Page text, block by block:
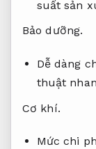
suất sản
Bảo dưỡng.
Dễ dàng
thuật
Cơ khí.
Mức chi